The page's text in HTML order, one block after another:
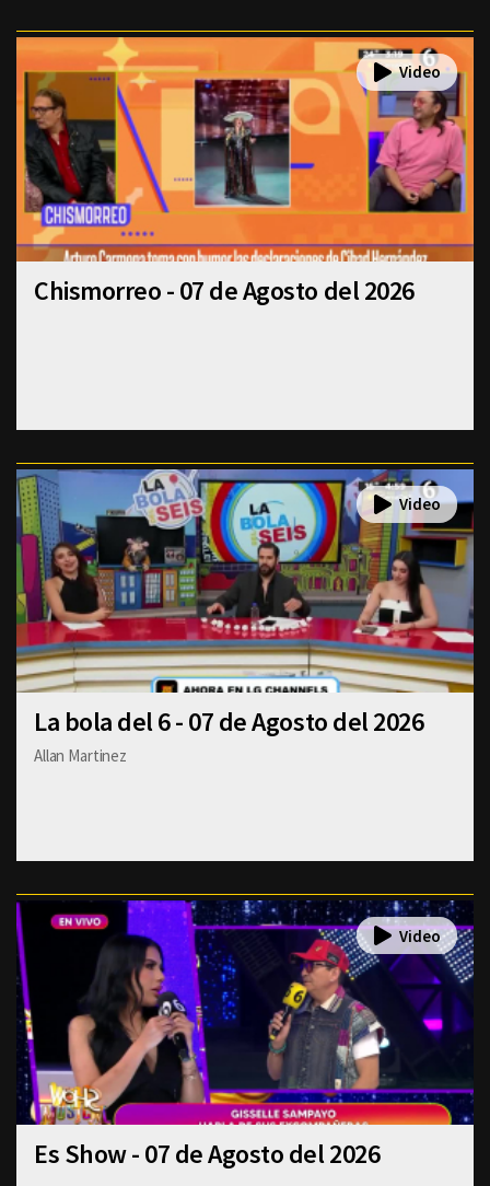
Chismorreo - 07 de Agosto del 2026
La bola del 6 - 07 de Agosto del 2026
Allan Martinez
Es Show - 07 de Agosto del 2026